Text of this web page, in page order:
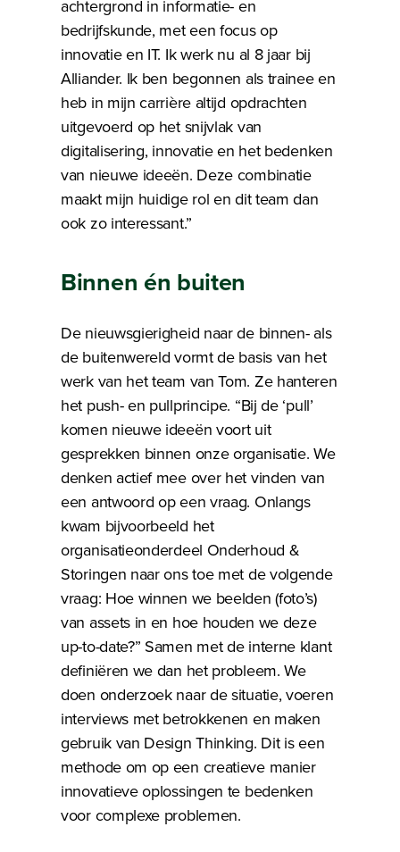
achtergrond in informatie- en
bedrijfskunde, met een focus op
innovatie en IT. Ik werk nu al 8 jaar bij
Alliander. Ik ben begonnen als trainee en
heb in mijn carrière altijd opdrachten
uitgevoerd op het snijvlak van
digitalisering, innovatie en het bedenken
van nieuwe ideeën. Deze combinatie
maakt mijn huidige rol en dit team dan
ook zo interessant.”
Binnen én buiten
De nieuwsgierigheid naar de binnen- als
de buitenwereld vormt de basis van het
werk van het team van Tom. Ze hanteren
het push- en pullprincipe. “Bij de ‘pull’
komen nieuwe ideeën voort uit
gesprekken binnen onze organisatie. We
denken actief mee over het vinden van
een antwoord op een vraag. Onlangs
kwam bijvoorbeeld het
organisatieonderdeel Onderhoud &
Storingen naar ons toe met de volgende
vraag: Hoe winnen we beelden (foto’s)
van assets in en hoe houden we deze
up-to-date?” Samen met de interne klant
definiëren we dan het probleem. We
doen onderzoek naar de situatie, voeren
interviews met betrokkenen en maken
gebruik van Design Thinking. Dit is een
methode om op een creatieve manier
innovatieve oplossingen te bedenken
voor complexe problemen.